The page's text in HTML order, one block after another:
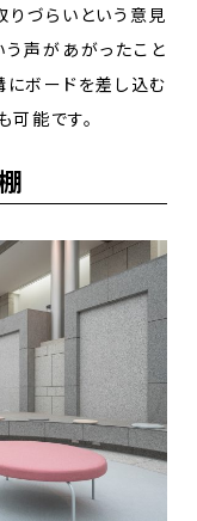
づらいという意見
声があがったこと
にボードを差し込む
可能です。